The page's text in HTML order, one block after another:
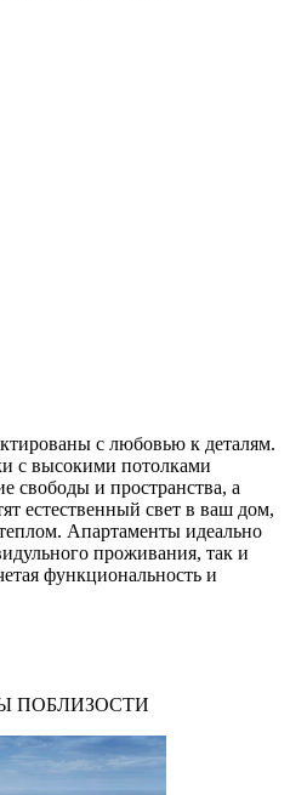
с любовью к деталям.
с высокими потолками
свободы и пространства, а
естественный свет в ваш дом,
Апартаменты идеально
проживания, так и
функциональность и
ПОБЛИЗОСТИ